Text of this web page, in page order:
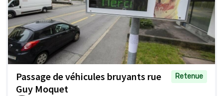
Passage de véhicules bruyants rue
Guy Moquet
Retenue